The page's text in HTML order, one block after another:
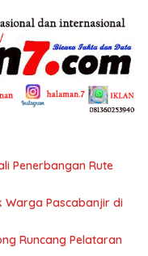
Penerbangan Rute
Warga Pascabanjir di
Runcang Pelataran